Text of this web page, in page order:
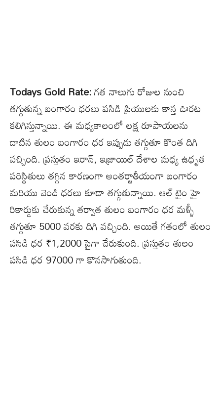
Todays Gold Rate:గత నాలుగు రోజుల నుంచి
తగ్గుతున్న బంగారం ధరలు పసిడి ప్రియులకు కాస్త ఊరట
కలిగిస్తున్నాయి. ఈ మధ్యకాలంలో లక్ష రూపాయలను
దాటిన తులం బంగారం ధర ఇప్పుడు తగ్గుతూ కొంత దిగి
వచ్చింది. ప్రస్తుతం ఇరాన్, ఇజ్రాయిల్ దేశాల మధ్య ఉధృత
పరిస్థితులు తగ్గిన కారణంగా అంతర్జాతీయంగా బంగారం
మరియు వెండి ధరలు కూడా తగ్గుతున్నాయి. ఆల్ టైం హై
రికార్డుకు చేరుకున్న తర్వాత తులం బంగారం ధర మళ్ళీ
తగ్గుతూ 5000 వరకు దిగి వచ్చింది. అయితే గతంలో తులం
పసిడి ధర ₹1,2000 పైగా చేరుకుంది. ప్రస్తుతం తులం
పసిడి ధర 97000 గా కొనసాగుతుంది.